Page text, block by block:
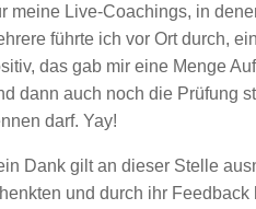
meine Live-Coachings, in
führte ich vor Ort durch,
das gab mir eine Menge
dann auch noch die Prüfung
darf. Yay!
Dank gilt an dieser Stelle
und durch ihr